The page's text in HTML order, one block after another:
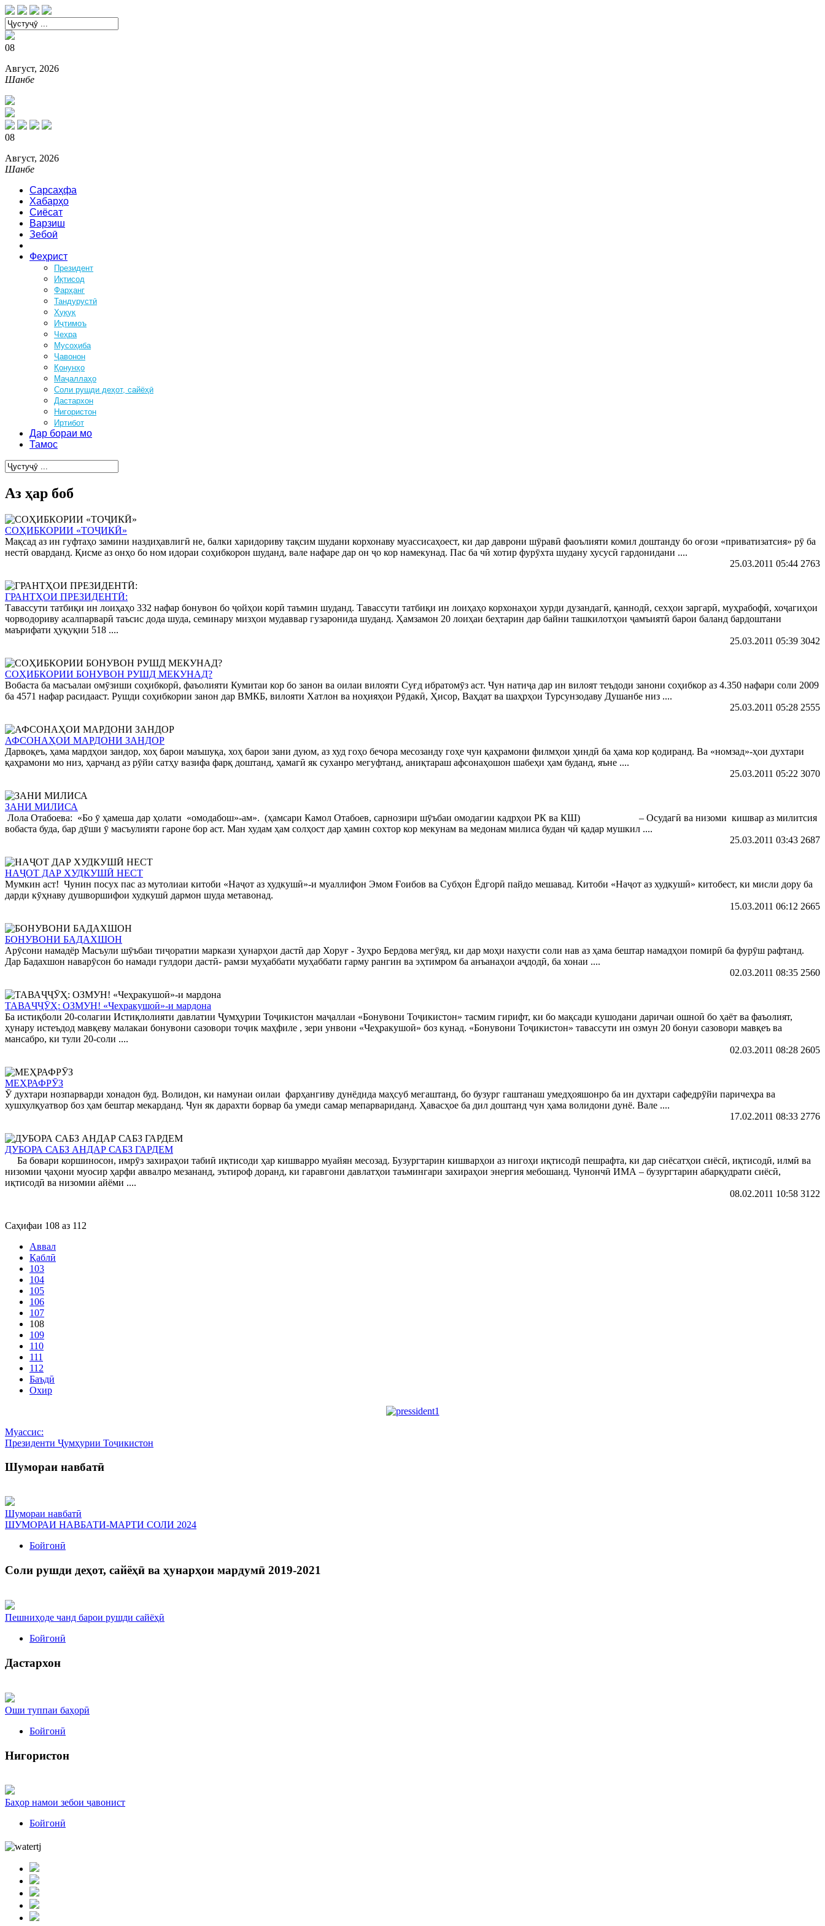
08
Август, 2026
Шанбе
08
Август, 2026
Шанбе
Сарсаҳфа
Хабарҳо
Сиёсат
Варзиш
Зебоӣ
Феҳрист
Президент
Иқтисод
Фарҳанг
Тандурустӣ
Ҳуқуқ
Иҷтимоъ
Чеҳра
Мусоҳиба
Ҷавонон
Қонунҳо
Маҷаллаҳо
Соли рушди деҳот, сайёҳӣ
Дастархон
Нигористон
Иртибот
Дар бораи мо
Тамос
Аз ҳар боб
СОҲИБКОРИИ «ТОҶИКӢ»
Мақсад аз ин гуфтаҳо замини наздиҳавлигӣ не, балки харидориву тақсим шудани корхонаву муассисаҳоест, ки дар даврони шӯравӣ фаоълияти комил доштанду бо оғози «приватизатсия» рӯ ба
нестӣ оварданд. Қисме аз онҳо бо ном идораи соҳибкорон шуданд, вале нафаре дар он ҷо кор намекунад. Пас ба чӣ хотир фурӯхта шудану хусусӣ гардонидани ....
25.03.2011 05:44 2763
ГРАНТҲОИ ПРЕЗИДЕНТӢ:
Тавассути татбиқи ин лоиҳаҳо 332 нафар бонувон бо ҷойҳои корӣ таъмин шуданд. Тавассути татбиқи ин лоиҳаҳо корхонаҳои хурди дузандагӣ, қаннодӣ, сехҳои заргарӣ, муҳрабофӣ, хоҷагиҳои
чорводориву асалпарварӣ таъсис дода шуда, семинару мизҳои мудаввар гузаронида шуданд. Ҳамзамон 20 лоиҳаи беҳтарин дар байни ташкилотҳои ҷамъиятӣ барои баланд бардоштани
маърифати ҳуқуқии 518 ....
25.03.2011 05:39 3042
СОҲИБКОРИИ БОНУВОН РУШД МЕКУНАД?
Вобаста ба масъалаи омӯзиши соҳибкорӣ, фаъолияти Кумитаи кор бо занон ва оилаи вилояти Суғд ибратомӯз аст. Чун натиҷа дар ин вилоят теъдоди занони соҳибкор аз 4.350 нафари соли 2009
ба 4571 нафар расидааст. Рушди соҳибкории занон дар ВМКБ, вилояти Хатлон ва ноҳияҳои Рӯдакӣ, Ҳисор, Ваҳдат ва шаҳрҳои Турсунзодаву Душанбе низ ....
25.03.2011 05:28 2555
АФСОНАҲОИ МАРДОНИ ЗАНДОР
Дарвоқеъ, ҳама мардҳои зандор, хоҳ барои маъшуқа, хоҳ барои зани дуюм, аз худ гоҳо бечора месозанду гоҳе чун қаҳрамони филмҳои ҳиндӣ ба ҳама кор қодиранд. Ва «номзад»-ҳои духтари
қаҳрамони мо низ, ҳарчанд аз рӯйи сатҳу вазифа фарқ доштанд, ҳамагӣ як суханро мегуфтанд, аниқтараш афсонаҳошон шабеҳи ҳам буданд, яъне ....
25.03.2011 05:22 3070
ЗАНИ МИЛИСА
Лола Отабоева: «Бо ӯ ҳамеша дар ҳолати «омодабош»-ам». (ҳамсари Камол Отабоев, сарнозири шӯъбаи омодагии кадрҳои РК ва КШ) – Осудагӣ ва низоми кишвар аз милитсия
вобаста буда, бар дӯши ӯ масъулияти гароне бор аст. Ман худам ҳам солҳост дар ҳамин сохтор кор мекунам ва медонам милиса будан чӣ қадар мушкил ....
25.03.2011 03:43 2687
НАҶОТ ДАР ХУДКУШӢ НЕСТ
Мумкин аст! Чунин посух пас аз мутолиаи китоби «Наҷот аз худкушӣ»-и муаллифон Эмом Ғоибов ва Субҳон Ёдгорӣ пайдо мешавад. Китоби «Наҷот аз худкушӣ» китобест, ки мисли дору ба
дарди кӯҳнаву душворшифои худкушӣ дармон шуда метавонад.
15.03.2011 06:12 2665
БОНУВОНИ БАДАХШОН
Арӯсони намадёр Масъули шӯъбаи тиҷоратии маркази ҳунарҳои дастӣ дар Хоруғ - Зуҳро Бердова мегӯяд, ки дар моҳи нахусти соли нав аз ҳама бештар намадҳои помирӣ ба фурӯш рафтанд.
Дар Бадахшон наварӯсон бо намади гулдори дастӣ- рамзи муҳаббати муҳаббати гарму рангин ва эҳтимром ба анъанаҳои аҷдодӣ, ба хонаи ....
02.03.2011 08:35 2560
ТАВАҶҶӮҲ: ОЗМУН! «Чеҳракушоӣ»-и мардона
Ба истиқболи 20-солагии Истиқлолияти давлатии Ҷумҳурии Тоҷикистон маҷаллаи «Бонувони Тоҷикистон» тасмим гирифт, ки бо мақсади кушодани даричаи ошноӣ бо ҳаёт ва фаъолият,
ҳунару истеъдод мавқеву малакаи бонувони сазовори тоҷик маҳфиле , зери унвони «Чеҳракушоӣ» боз кунад. «Бонувони Тоҷикистон» тавассути ин озмун 20 бонуи сазовори мавқеъ ва
мансабро, ки тули 20-соли ....
02.03.2011 08:28 2605
МЕҲРАФРӮЗ
Ӯ духтари нозпарварди хонадон буд. Волидон, ки намунаи оилаи фарҳангиву дунёдида маҳсуб мегаштанд, бо бузург гаштанаш умедҳояшонро ба ин духтари сафедрӯйи паричеҳра ва
хушхулқуатвор боз ҳам бештар мекарданд. Чун як дарахти борвар ба умеди самар мепарвариданд. Ҳавасҳое ба дил доштанд чун ҳама волидони дунё. Вале ....
17.02.2011 08:33 2776
ДУБОРА САБЗ АНДАР САБЗ ГАРДЕМ
Ба бовари коршиносон, имрӯз захираҳои табиӣ иқтисоди ҳар кишварро муайян месозад. Бузургтарин кишварҳои аз нигоҳи иқтисодӣ пешрафта, ки дар сиёсатҳои сиёсӣ, иқтисодӣ, илмӣ ва
низомии ҷаҳони муосир ҳарфи аввалро мезананд, эътироф доранд, ки гаравгони давлатҳои таъмингари захираҳои энергия мебошанд. Чунончӣ ИМА – бузургтарин абарқудрати сиёсӣ,
иқтисодӣ ва низомии айёми ....
08.02.2011 10:58 3122
Саҳифаи 108 аз 112
Аввал
Қаблӣ
103
104
105
106
107
108
109
110
111
112
Баъдӣ
Охир
Муассис:
Президенти Ҷумҳурии Тоҷикистон
Шумораи навбатӣ
Шумораи навбатӣ
ШУМОРАИ НАВБАТИ-МАРТИ СОЛИ 2024
Бойгонӣ
Соли рушди деҳот, сайёҳӣ ва ҳунарҳои мардумӣ 2019-2021
Пешниҳоде чанд барои рушди сайёҳӣ
Бойгонӣ
Дастархон
Оши туппаи баҳорӣ
Бойгонӣ
Нигористон
Баҳор намои зебои ҷавонист
Бойгонӣ